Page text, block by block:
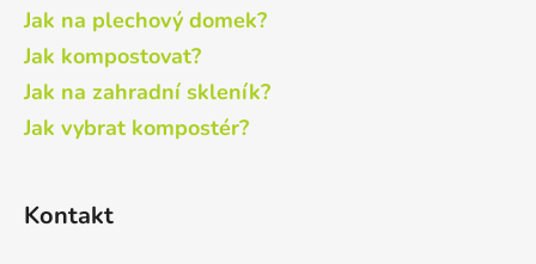
Jak na plechový domek?
Jak kompostovat?
Jak na zahradní skleník?
Jak vybrat kompostér?
Kontakt